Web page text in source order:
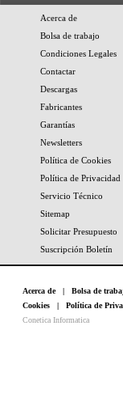
Acerca de
Bolsa de trabajo
Condiciones Legales
Contactar
Descargas
Fabricantes
Garantías
Newsletters
Política de Cookies
Política de Privacidad
Servicio Técnico
Sitemap
Solicitar Presupuesto
Suscripción Boletín
Acerca de| Bolsa de
Cookies | Política de
Conetica Informatica